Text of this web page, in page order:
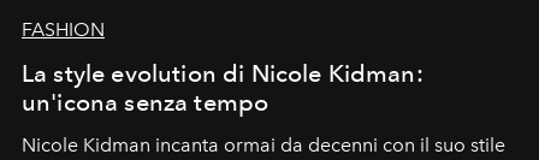
FASHION
La style evolution di Nicole Kidman:
un'icona senza tempo
Nicole Kidman incanta ormai da decenni con il suo stile